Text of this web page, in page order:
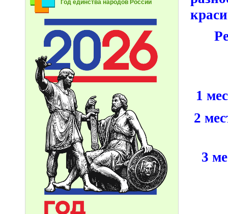
Год единства народов России
1
2
3